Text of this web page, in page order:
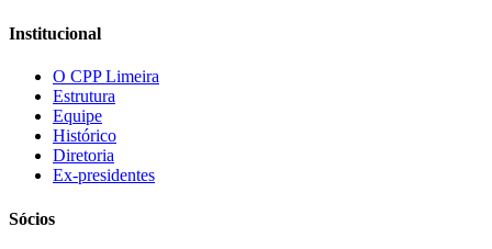
Institucional
O CPP Limeira
Estrutura
Equipe
Histórico
Diretoria
Ex-presidentes
Sócios